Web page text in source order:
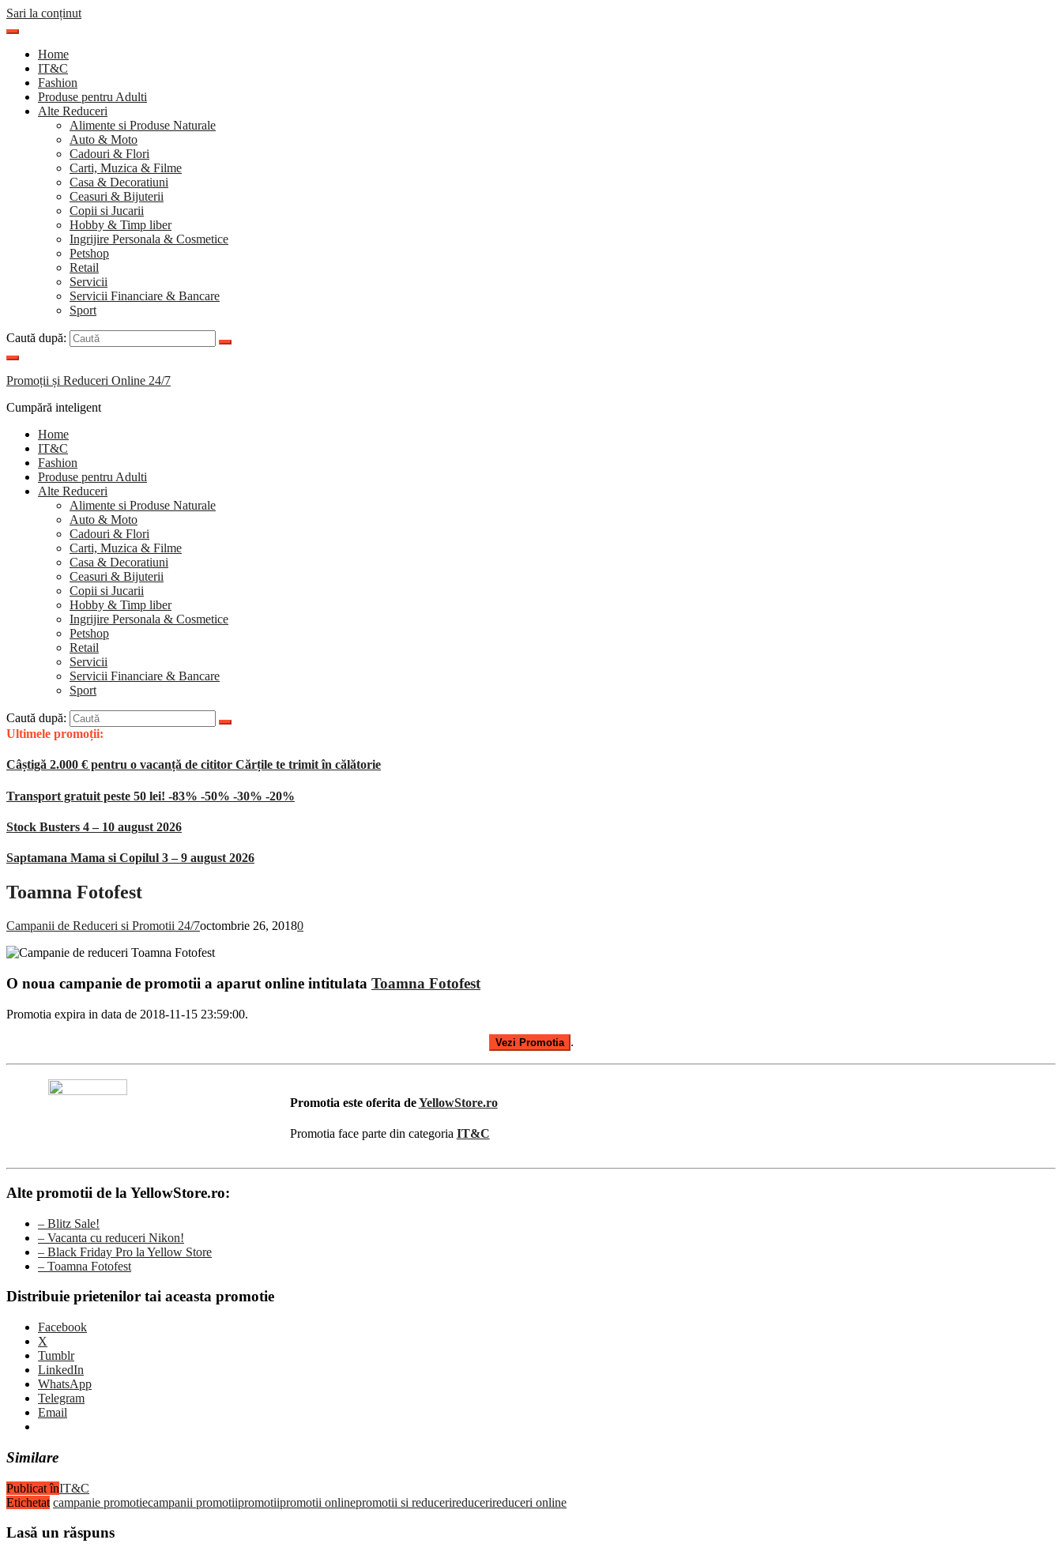
Sari la conținut
Home
IT&C
Fashion
Produse pentru Adulti
Alte Reduceri
Alimente si Produse Naturale
Auto & Moto
Cadouri & Flori
Carti, Muzica & Filme
Casa & Decoratiuni
Ceasuri & Bijuterii
Copii si Jucarii
Hobby & Timp liber
Ingrijire Personala & Cosmetice
Petshop
Retail
Servicii
Servicii Financiare & Bancare
Sport
Caută după:
Promoții și Reduceri Online 24/7
Cumpără inteligent
Home
IT&C
Fashion
Produse pentru Adulti
Alte Reduceri
Alimente si Produse Naturale
Auto & Moto
Cadouri & Flori
Carti, Muzica & Filme
Casa & Decoratiuni
Ceasuri & Bijuterii
Copii si Jucarii
Hobby & Timp liber
Ingrijire Personala & Cosmetice
Petshop
Retail
Servicii
Servicii Financiare & Bancare
Sport
Caută după:
Ultimele promoții:
Câștigă 2.000 € pentru o vacanță de cititor Cărțile te trimit în călătorie
Transport gratuit peste 50 lei! -83% -50% -30% -20%
Stock Busters 4 – 10 august 2026
Saptamana Mama si Copilul 3 – 9 august 2026
Toamna Fotofest
Campanii de Reduceri si Promotii 24/7octombrie 26, 20180
O noua campanie de promotii a aparut online intitulata Toamna Fotofest
Promotia expira in data de 2018-11-15 23:59:00.
Vezi Promotia .
Promotia este oferita deYellowStore.ro
Promotia face parte din categoria IT&C
Alte promotii de la YellowStore.ro:
– Blitz Sale!
– Vacanta cu reduceri Nikon!
– Black Friday Pro la Yellow Store
– Toamna Fotofest
Distribuie prietenilor tai aceasta promotie
Facebook
X
Tumblr
LinkedIn
WhatsApp
Telegram
Email
Similare
Publicat înIT&C
Etichetat campanie promotiecampanii promotiipromotiipromotii onlinepromotii si reducerireducerireduceri online
Lasă un răspuns